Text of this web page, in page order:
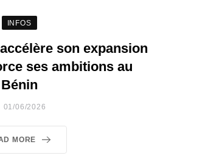
INFOS
son expansion
ses ambitions au
Bénin
01/06/2026
MORE